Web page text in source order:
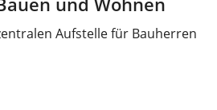
Aufstelle für Bauherren